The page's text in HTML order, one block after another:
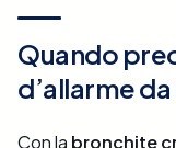
Quando
d’allarme
Con la bronchite